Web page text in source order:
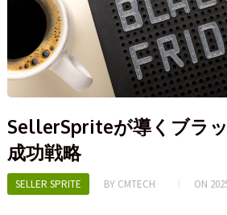
SellerSpriteが導くブラ
成功戦略
SELLER SPRITE BY CMTECH ON